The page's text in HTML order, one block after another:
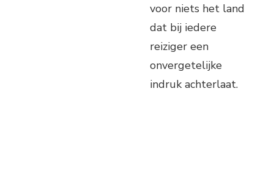
voor niets het land
dat bij iedere
reiziger een
onvergetelijke
indruk achterlaat.